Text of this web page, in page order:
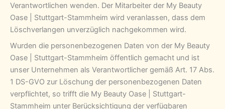
Verantwortlichen wenden. Der Mitarbeiter der My Beauty
Oase | Stuttgart-Stammheim wird veranlassen, dass dem
Löschverlangen unverzüglich nachgekommen wird.
Wurden die personenbezogenen Daten von der My Beauty
Oase | Stuttgart-Stammheim öffentlich gemacht und ist
unser Unternehmen als Verantwortlicher gemäß Art. 17 Abs.
1 DS-GVO zur Löschung der personenbezogenen Daten
verpflichtet, so trifft die My Beauty Oase | Stuttgart-
Stammheim unter Berücksichtigung der verfügbaren